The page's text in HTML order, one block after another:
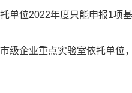
位2022年度只能申报1项
企业重点实验室依托单位